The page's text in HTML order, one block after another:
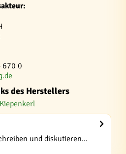
670 0
des Herstellers
und diskutieren...